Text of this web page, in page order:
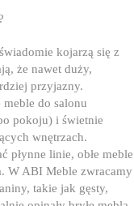
kojarzą się z
że nawet duży,
przyjazny.
meble do salonu
pokoju) i świetnie
wnętrzach.
płynne linie, obłe meble
W ABI Meble zwracamy
takie jak gęsty,